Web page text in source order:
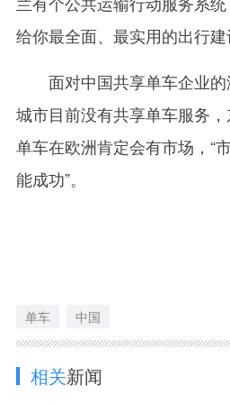
给你最全面、最实用的出行建
面对中国共享单车企业的
城市目前没有共享单车服务
单车在欧洲肯定会有市场，“
能成功”。
单车 中国
相关新闻